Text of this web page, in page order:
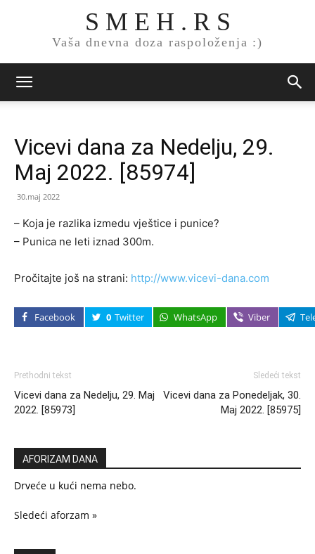
S M E H . R S
Vaša dnevna doza raspoloženja :)
Vicevi dana za Nedelju, 29.
Maj 2022. [85974]
30.maj 2022
– Koja je razlika izmedu vještice i punice?
– Punica ne leti iznad 300m.
Pročitajte još na strani: http://www.vicevi-dana.com
Facebook 0 Twitter WhatsApp Viber
Prethodni tekst
Vicevi dana za Nedelju, 29. Maj
2022. [85973]
Sledeći tekst
Vicevi dana za Ponedeljak, 30.
Maj 2022. [85975]
AFORIZAM DANA
Drveće u kući nema nebo.
Sledeći aforzam »